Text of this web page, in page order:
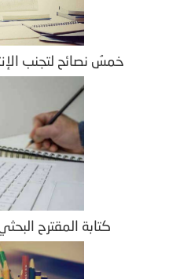
خمسُ نصائح لتجنب
كتابة المقترح